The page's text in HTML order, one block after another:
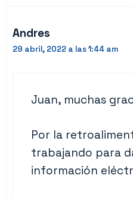
Andres
29 abril, 2022 a las 1:44 am
Juan, muchas
Por la
trabajando para
información